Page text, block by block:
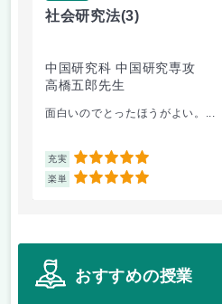
社会研究法(3)
中国研究科 中国研究専攻
高橋五郎先生
面白いのでとったほうがよい。...
充実 5
楽単 5
おすすめの授業